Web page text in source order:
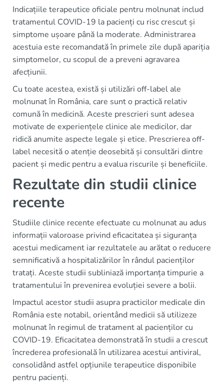
Indicațiile terapeutice oficiale pentru molnunat includ
tratamentul COVID-19 la pacienți cu risc crescut și
simptome ușoare până la moderate. Administrarea
acestuia este recomandată în primele zile după apariția
simptomelor, cu scopul de a preveni agravarea
afecțiunii.
Cu toate acestea, există și utilizări off-label ale
molnunat în România, care sunt o practică relativ
comună în medicină. Aceste prescrieri sunt adesea
motivate de experiențele clinice ale medicilor, dar
ridică anumite aspecte legale și etice. Prescrierea off-
label necesită o atenție deosebită și consultări dintre
pacient și medic pentru a evalua riscurile și beneficiile.
Rezultate din studii clinice
recente
Studiile clinice recente efectuate cu molnunat au adus
informații valoroase privind eficacitatea și siguranța
acestui medicament iar rezultatele au arătat o reducere
semnificativă a hospitalizărilor în rândul pacienților
tratați. Aceste studii subliniază importanța timpurie a
tratamentului în prevenirea evoluției severe a bolii.
Impactul acestor studii asupra practicilor medicale din
România este notabil, orientând medicii să utilizeze
molnunat în regimul de tratament al pacienților cu
COVID-19. Eficacitatea demonstrată în studii a crescut
încrederea profesională în utilizarea acestui antiviral,
consolidând astfel opțiunile terapeutice disponibile
pentru pacienți.